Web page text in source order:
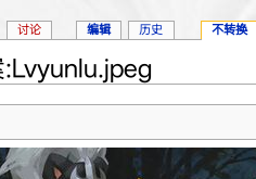
讨论 编辑 历史 不转换